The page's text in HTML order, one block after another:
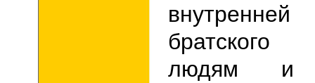
людям и